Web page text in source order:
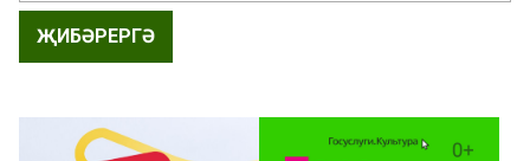
ҖИБӘРЕРГӘ